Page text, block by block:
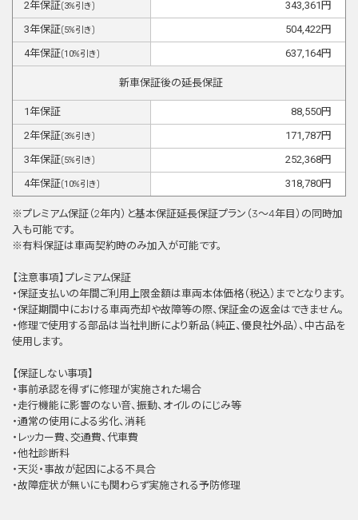
2年保証(3%引き) 343,361 円
3年保証(5%引き) 504,422 円
4年保証(10%引き) 637,164円
新車保証後の延長保証
1年保証 88,550円
2年保証(3%引き) 171,787円
3年保証(5%引き) 252,368円
4年保証(10%引き) 318,780円
※プレミアム保証（2年内）と基本保証延⻑保証プラン（3〜4年目）の同時加
⼊も可能です。
※有料保証は⾞両契約時のみ加⼊が可能です。
【注意事項】プレミアム保証
・保証支払いの年間ご利用上限金額は車両本体価格（税込）までとなります。
・保証期間中における車両売却や故障等の際、保証金の返金はできません。
・修理で使用する部品は当社判断により新品（純正、優良社外品）、中古品を
使用します。
【保証しない事項】
・事前承認を得ずに修理が実施された場合
・走行機能に影響のない音、振動、オイルのにじみ等
・通常の使用による劣化、消耗
・レッカー費、交通費、代車費
・他社診断料
・天災・事故が起因による不具合
・故障症状が無いにも関わらず実施される予防修理